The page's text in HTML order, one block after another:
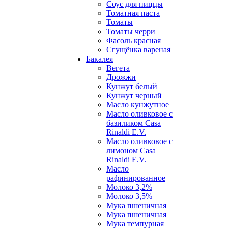
Соус для пиццы
Томатная паста
Томаты
Томаты черри
Фасоль красная
Сгущёнка вареная
Бакалея
Вегета
Дрожжи
Кунжут белый
Кунжут черный
Масло кунжутное
Масло оливковое с
базиликом Casa
Rinaldi E.V.
Масло оливковое с
лимоном Casa
Rinaldi E.V.
Масло
рафинированное
Молоко 3,2%
Молоко 3,5%
Мука пшеничная
Мука пшеничная
Мука темпурная